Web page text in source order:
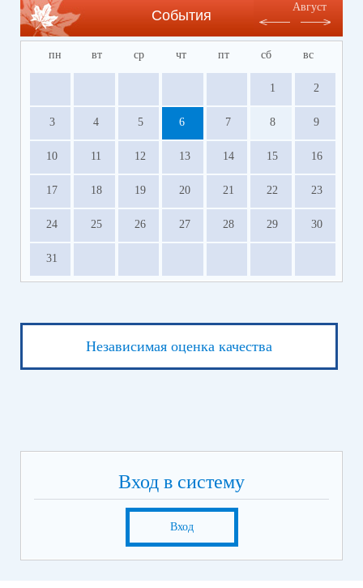
События
Август
пн вт ср чт пт сб вс
1 2
3 4 5 6 7 8 9
10 11 12 13 14 15 16
17 18 19 20 21 22 23
24 25 26 27 28 29 30
31
Независимая оценка качества
Вход в систему
Вход